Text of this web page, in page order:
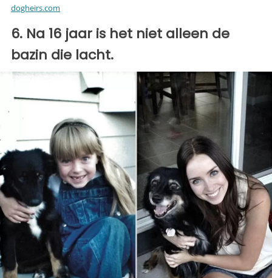
dogheirs.com
6. Na 16 jaar is het niet alleen de
bazin die lacht.